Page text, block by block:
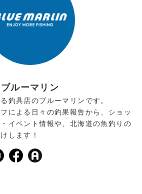
ブルーマリン
釣具店のブルーマリンです。
による日々の釣果報告から、ショッ
イベント情報や、北海道の魚釣りの
します！